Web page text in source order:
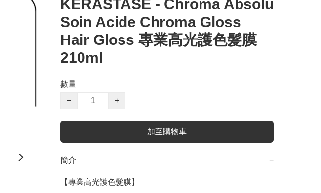
KÉRASTASE - Chroma Absolu
Soin Acide Chroma Gloss
Hair Gloss 專業高光護色髮膜
210ml
數量
−
+
加至購物車
簡介 −
【專業高光護色髮膜】